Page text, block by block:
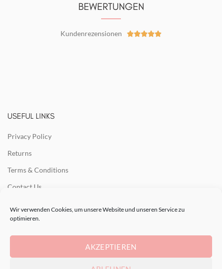
Wir verwenden Cookies, um unsere Website und unseren Service zu
optimieren.
AKZEPTIEREN
BEWERTUNGEN
Kundenrezensionen 
USEFUL LINKS
Privacy Policy
Returns
Terms & Conditions
Contact Us
Our Sitemap
RECENT POSTS